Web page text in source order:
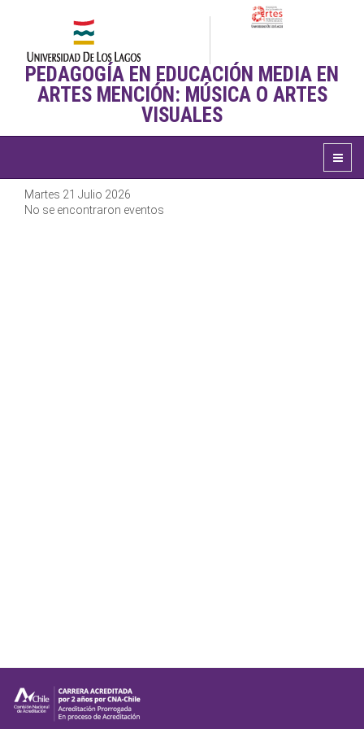
PEDAGOGÍA EN EDUCACIÓN MEDIA EN
ARTES MENCIÓN: MÚSICA O ARTES
VISUALES
Martes 21 Julio 2026
No se encontraron eventos